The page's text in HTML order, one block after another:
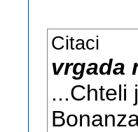
Citaci
vrgada
...Chteli